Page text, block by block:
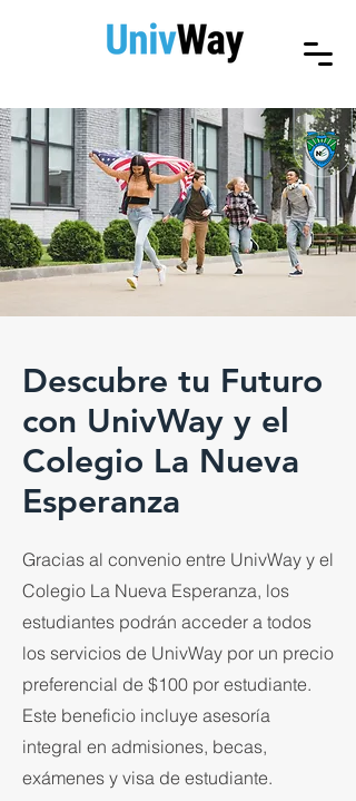
Descubre tu Futuro
con UnivWay y el
Colegio La Nueva
Esperanza
Gracias al convenio entre UnivWay y el
Colegio La Nueva Esperanza, los
estudiantes podrán acceder a todos
los servicios de UnivWay por un precio
preferencial de $100 por estudiante.
Este beneficio incluye asesoría
integral en admisiones, becas,
exámenes y visa de estudiante.